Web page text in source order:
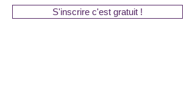
S'inscrire c'est gratuit !